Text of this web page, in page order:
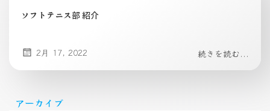
ソフトテニス部 紹介
2月 17, 2022 続きを読む...
アーカイブ